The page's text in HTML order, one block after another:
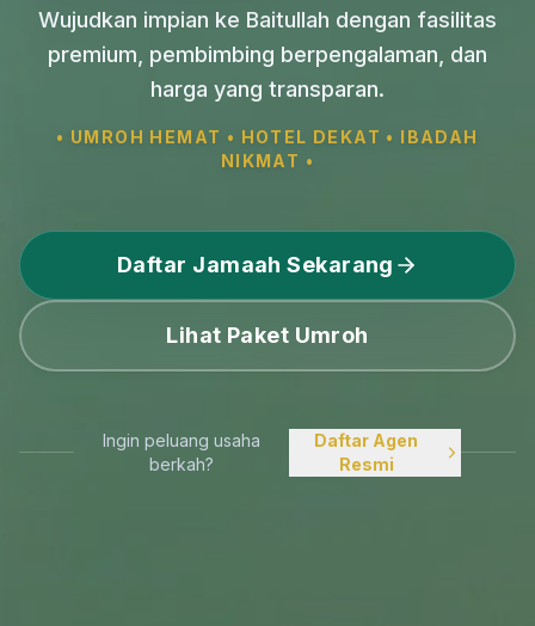
Wujudkan impian ke Baitullah dengan fasilitas
premium, pembimbing berpengalaman, dan
harga yang transparan.
• UMROH HEMAT • HOTEL DEKAT • IBADAH
NIKMAT •
Daftar Jamaah Sekarang
Lihat Paket Umroh
Ingin peluang usaha
berkah?
Daftar Agen
Resmi